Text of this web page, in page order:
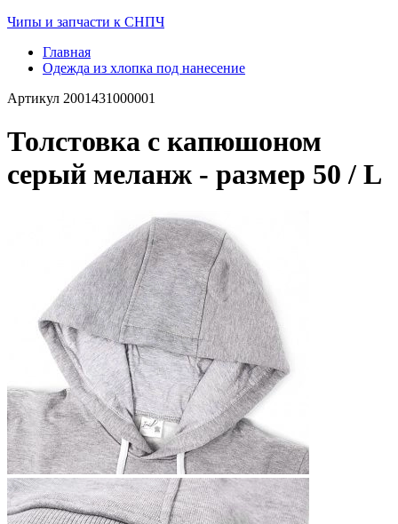
Чипы и запчасти к СНПЧ
Главная
Одежда из хлопка под нанесение
Артикул 2001431000001
Толстовка с капюшоном
серый меланж - размер 50 / L